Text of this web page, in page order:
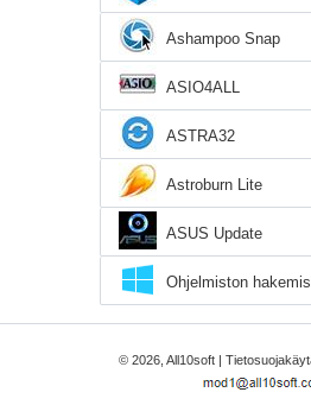
Ashampoo Snap
ASIO4ALL
ASTRA32
Astroburn Lite
ASUS Update
Ohjelmiston
© 2026, All10soft |